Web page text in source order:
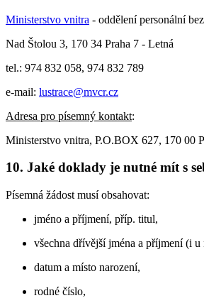
Ministerstvo vnitra - oddělení personální
Nad Štolou 3, 170 34 Praha 7 - Letná
tel.: 974 832 058, 974 832 789
e-mail: lustrace@mvcr.cz
Adresa pro písemný kontakt:
Ministerstvo vnitra, P.O.BOX 627, 170 00
10. Jaké doklady je nutné mít s
Písemná žádost musí obsahovat:
jméno a příjmení, příp. titul,
všechna dřívější jména a příjmení (i u
datum a místo narození,
rodné číslo,